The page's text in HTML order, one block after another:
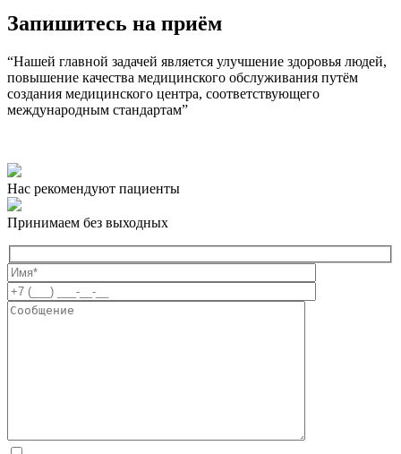
Запишитесь на приём
“Нашей главной задачей является улучшение здоровья людей,
повышение качества медицинского обслуживания путём
создания медицинского центра, соответствующего
международным стандартам”
Нас рекомендуют пациенты
Принимаем без выходных